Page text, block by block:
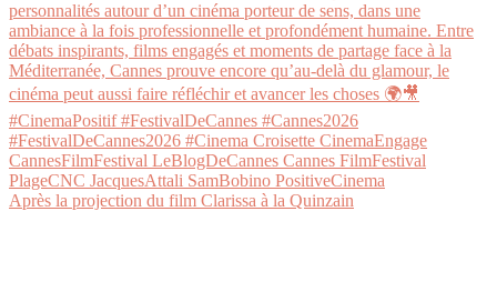
Après la projection du film Clarissa à la Quinzain